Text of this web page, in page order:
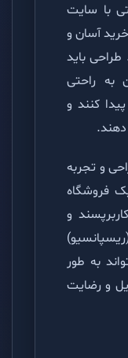
با سایت
آسان و
باید
به راحتی
کنند و
دهند.
و تجربه
فروشگاه
و
به طور
و رضایت